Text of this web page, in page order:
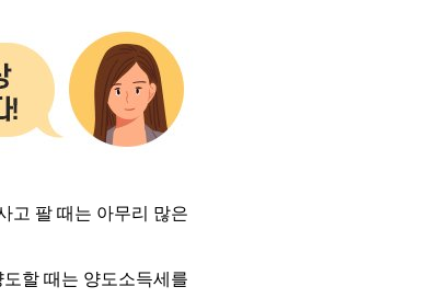
고 팔 때는 아무리 많은
할 때는 양도소득세를